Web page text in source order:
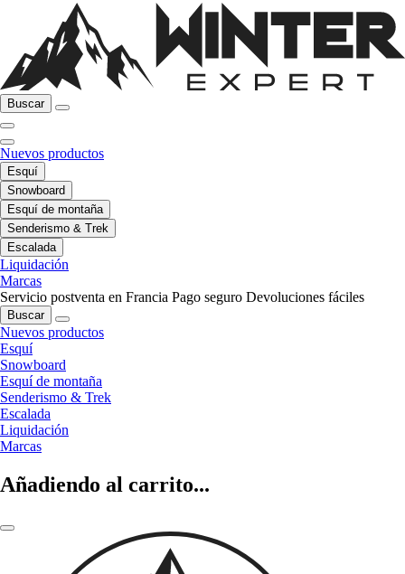
Buscar
Nuevos productos
Esquí
Snowboard
Esquí de montaña
Senderismo & Trek
Escalada
Liquidación
Marcas
Servicio postventa en Francia Pago seguro Devoluciones fáciles
Buscar
Nuevos productos
Esquí
Snowboard
Esquí de montaña
Senderismo & Trek
Escalada
Liquidación
Marcas
Añadiendo al carrito...